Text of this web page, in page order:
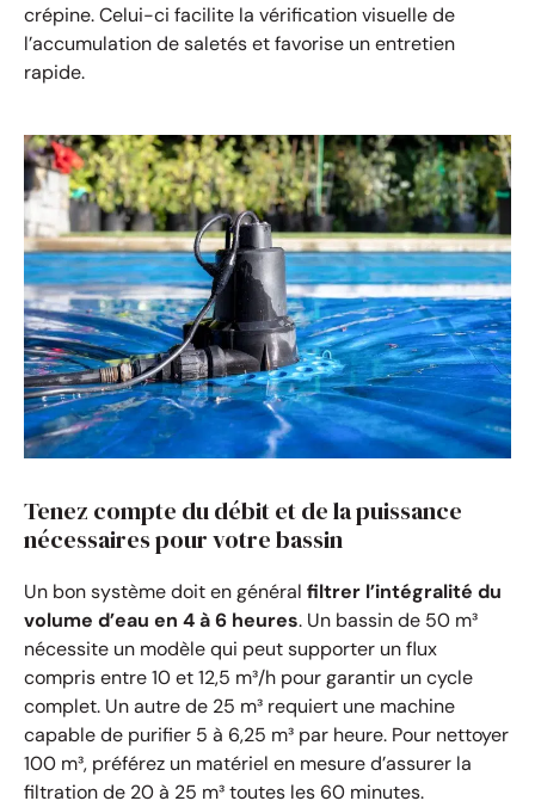
crépine. Celui-ci facilite la vérification visuelle de
l’accumulation de saletés et favorise un entretien
rapide.
Tenez compte du débit et de la puissance
nécessaires pour votre bassin
Un bon système doit en général filtrer l’intégralité du
volume d’eau en 4 à 6 heures. Un bassin de 50 m³
nécessite un modèle qui peut supporter un flux
compris entre 10 et 12,5 m³/h pour garantir un cycle
complet. Un autre de 25 m³ requiert une machine
capable de purifier 5 à 6,25 m³ par heure. Pour nettoyer
100 m³, préférez un matériel en mesure d’assurer la
filtration de 20 à 25 m³ toutes les 60 minutes.